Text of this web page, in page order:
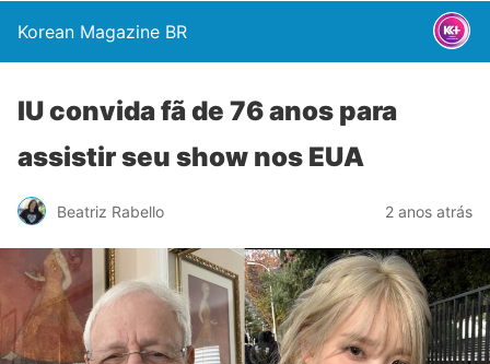
Korean Magazine BR
IU convida fã de 76 anos para
assistir seu show nos EUA
Beatriz Rabello 2 anos atrás